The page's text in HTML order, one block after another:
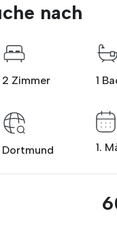
nach
2 Zimmer 1
Dortmund 1.